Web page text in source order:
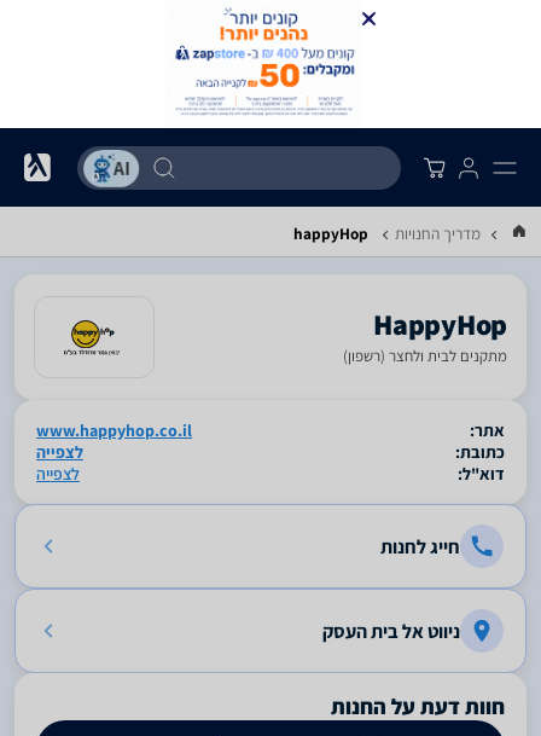
מדריך החנויות happyHop
HappyHop
מתקנים לבית ולחצר (רשפון)
אתר:
www.happyhop.co.il
כתובת:
לצפייה
דוא"ל:
לצפייה
חייג לחנות
ניווט אל בית העסק
חוות דעת על החנות